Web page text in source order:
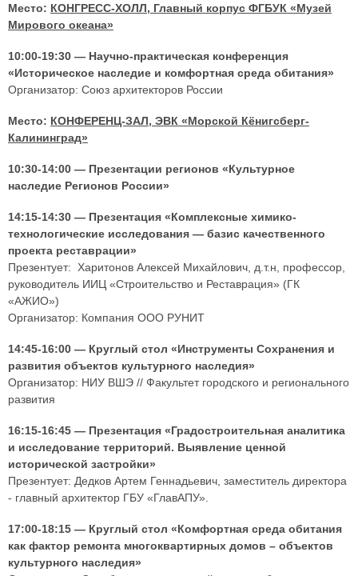
Место: КОНГРЕСС-ХОЛЛ, Главный корпус ФГБУК «Музей
Мирового океана»
10:00-19:30 — Научно-практическая конференция
«Историческое наследие и комфортная среда обитания»
Организатор: Союз архитекторов России
Место: КОНФЕРЕНЦ-ЗАЛ, ЭВК «Морской Кёнигсберг-
Калининград»
10:30-14:00 — Презентации регионов «Культурное
наследие Регионов России»
14:15-14:30 — Презентация «Комплексные химико-
технологические исследования — базис качественного
проекта реставрации»
Презентует: Харитонов Алексей Михайлович, д.т.н, профессор,
руководитель ИИЦ «Строительство и Реставрация» (ГК
«АЖИО»)
Организатор: Компания ООО РУНИТ
14:45-16:00 — Круглый стол «Инструменты Сохранения и
развития объектов культурного наследия»
Организатор: НИУ ВШЭ // Факультет городского и регионального
развития
16:15-16:45 — Презентация «Градостроительная аналитика
и исследование территорий. Выявление ценной
исторической застройки»
Презентует: Дедков Артем Геннадьевич, заместитель директора
- главный архитектор ГБУ «ГлавАПУ».
17:00-18:15 — Круглый стол «Комфортная среда обитания
как фактор ремонта многоквартирных домов – объектов
культурного наследия»